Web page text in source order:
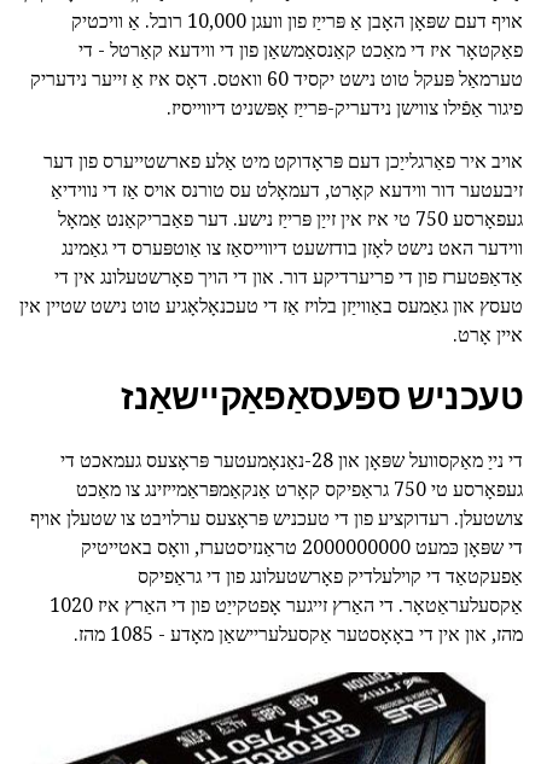
אויף דעם שפּאָן האָבן אַ פּרייַז פון וועגן 10,000 רובל. אַ וויכטיק
פאַקטאָר איז די מאַכט קאַנסאַמשאַן פון די ווידעא קאַרטל - די
טערמאַל פּעקל טוט נישט יקסיד 60 וואטס. דאָס איז אַ זייער נידעריק
פיגור אַפֿילו צווישן נידעריק-פּרייַז אָפּשניט דיווייסיז.
אויב איר פאַרגלייַכן דעם פּראָדוקט מיט אַלע פארשטייערס פון דער
זיבעטער דור ווידעא קאָרט, דעמאָלט עס טורנס אויס אַז די נווידיאַ
געפאָרסע 750 טי איז אין זייַן פּרייַז נישע. דער פאַבריקאַנט אַמאָל
ווידער האט נישט לאָזן בודזשעט דיווייסאַז צו אַוטפּערס די גאַמינג
אַדאַפּטערז פון די פריערדיקע דור. און די הויך פאָרשטעלונג אין די
טעסץ און גאַמעס באַווייַזן בלויז אַז די טעכנאָלאָגיע טוט נישט שטיין אין
איין אָרט.
טעכניש ספּעסאַפאַקיישאַנז
די נייַ מאַקסוועל שפּאָן און 28-נאַנאָמעטער פּראָצעס געמאכט די
געפאָרסע טי 750 גראַפיקס קאָרט אַנקאַמפּראַמייזינג צו מאַכט
צושטעלן. רעדוקציע פון די טעכניש פּראָצעס ערלויבט צו שטעלן אויף
די שפּאָן כּמעט 2000000000 טראַנזיסטערז, וואָס באטייטיק
אַפעקטאַד די קוילעלדיק פאָרשטעלונג פון די גראַפיקס
אַקסעלעראַטאָר. די האַרץ זייגער אָפטקייַט פון די האַרץ איז 1020
מהז, און אין די באָאָסטער אַקסעלעריישאַן מאָדע - 1085 מהז.